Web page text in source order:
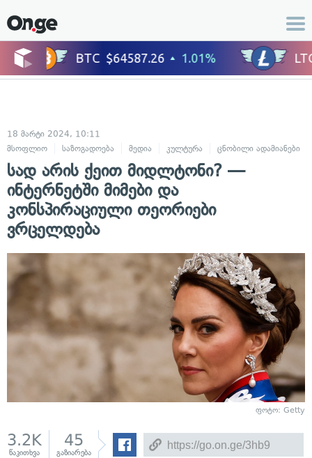
18 მარტი 2024, 10:11
მსოფლიო
საზოგადოება მედია კულტურა ცნობილი ადამიანები
სად არის ქეით მიდლტონი? —
ინტერნეტში მიმები და
კონსპირაციული თეორიები
ვრცელდება
ფოტო: Getty
3.2K
წაკითხვა
45
გაზიარება